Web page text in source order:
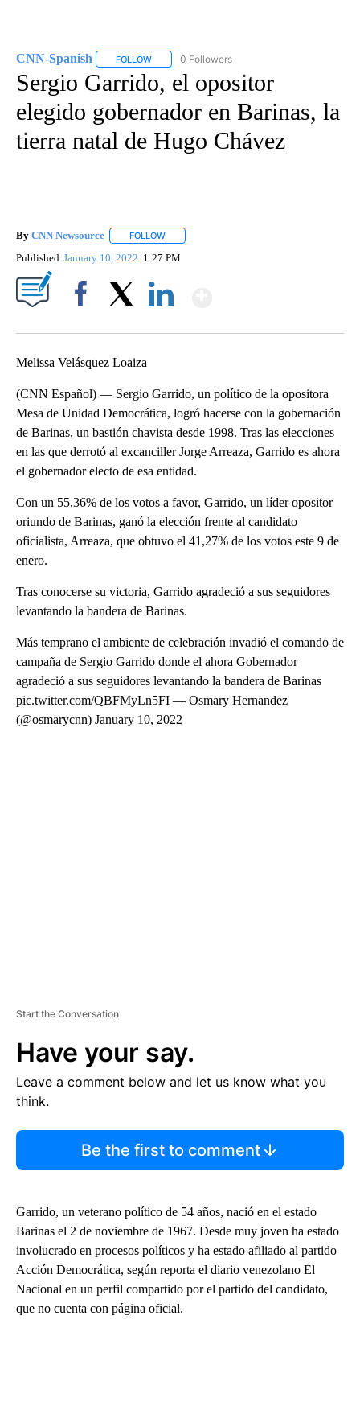
CNN-Spanish FOLLOW FOLLOW "CNN-SPANISH" TO RECEIVE
0 Followers
Sergio Garrido, el opositor
elegido gobernador en Barinas, la
tierra natal de Hugo Chávez
By CNN Newsource FOLLOW
Published January 10, 2022 1:27 PM
Melissa Velásquez Loaiza
(CNN Español) — Sergio Garrido, un político de la opositora
Mesa de Unidad Democrática, logró hacerse con la gobernación
de Barinas, un bastión chavista desde 1998. Tras las elecciones
en las que derrotó al excanciller Jorge Arreaza, Garrido es ahora
el gobernador electo de esa entidad.
Con un 55,36% de los votos a favor, Garrido, un líder opositor
oriundo de Barinas, ganó la elección frente al candidato
oficialista, Arreaza, que obtuvo el 41,27% de los votos este 9 de
enero.
Tras conocerse su victoria, Garrido agradeció a sus seguidores
levantando la bandera de Barinas.
Más temprano el ambiente de celebración invadió el comando de
campaña de Sergio Garrido donde el ahora Gobernador
agradeció a sus seguidores levantando la bandera de Barinas
pic.twitter.com/QBFMyLn5FI — Osmary Hernandez
(@osmarycnn) January 10, 2022
Start the Conversation
Have your say.
Leave a comment below and let us know what you
think.
Be the first to comment
Garrido, un veterano político de 54 años, nació en el estado
Barinas el 2 de noviembre de 1967. Desde muy joven ha estado
involucrado en procesos políticos y ha estado afiliado al partido
Acción Democrática, según reporta el diario venezolano El
Nacional en un perfil compartido por el partido del candidato,
que no cuenta con página oficial.